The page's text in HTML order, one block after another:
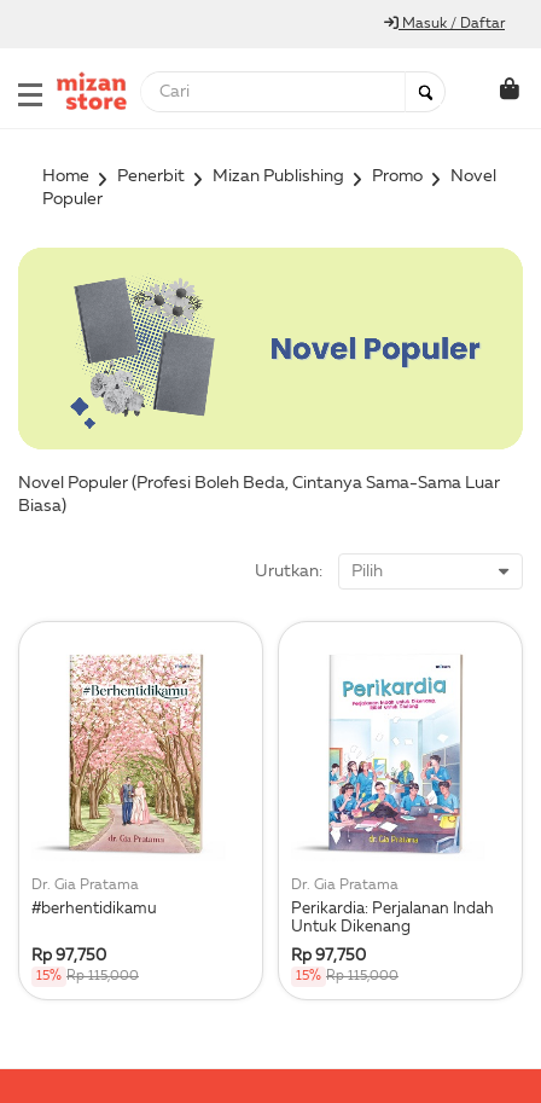
Masuk / Daftar
Home Penerbit Mizan Publishing Promo
Novel
Populer
Novel Populer (Profesi Boleh Beda, Cintanya Sama-Sama Luar
Biasa)
Urutkan:
Dr. Gia Pratama
#berhentidikamu
Rp 97,750
15% Rp 115,000
Dr. Gia Pratama
Perikardia: Perjalanan Indah
Untuk Dikenang
Rp 97,750
15% Rp 115,000